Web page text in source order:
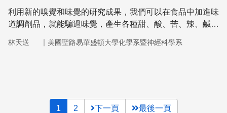
利用新的嗅覺和味覺的研究成果，我們可以在食品中加進味
道調劑品，就能騙過味覺，產生各種甜、酸、苦、辣、鹹的
林天送 ｜ 美國聖路易華盛頓大學化學系暨神經科學系
1 2 下一頁 最後一頁